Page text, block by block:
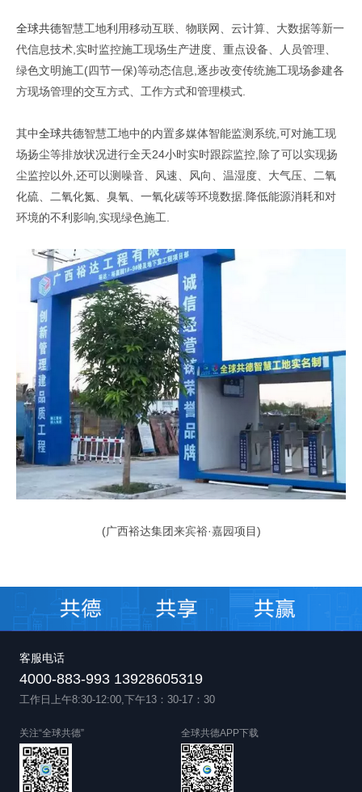
全球共德智慧工地利用移动互联、物联网、云计算、大数据等新一
代信息技术,实时监控施工现场生产进度、重点设备、人员管理、
绿色文明施工(四节一保)等动态信息,逐步改变传统施工现场参建各
方现场管理的交互方式、工作方式和管理模式.
其中全球共德智慧工地中的内置多媒体智能监测系统,可对施工现
场扬尘等排放状况进行全天24小时实时跟踪监控,除了可以实现扬
尘监控以外,还可以测噪音、风速、风向、温湿度、大气压、二氧
化硫、二氧化氮、臭氧、一氧化碳等环境数据.降低能源消耗和对
环境的不利影响,实现绿色施工.
(广西裕达集团来宾裕·嘉园项目)
客服电话
4000-883-993 13928605319
工作日上午8:30-12:00,下午13：30-17：30
关注“全球共德” 全球共德APP下载